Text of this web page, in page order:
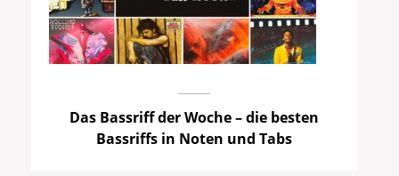
Das Bassriff der Woche – die besten
Bassriffs in Noten und Tabs